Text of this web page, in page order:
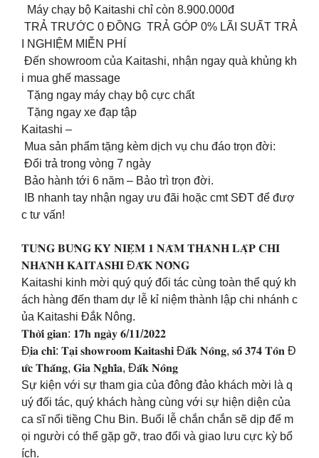
Máy chạy bộ Kaitashi chỉ còn 8.900.000đ
TRẢ TRƯỚC 0 ĐỒNG TRẢ GÓP 0% LÃI SUẤT TRẢ
I NGHIỆM MIỄN PHÍ
Đến showroom của Kaitashi, nhận ngay quà khủng kh
i mua ghế massage
Tặng ngay máy chạy bộ cực chất
Tặng ngay xe đạp tập
Kaitashi –
Mua sản phẩm tặng kèm dịch vụ chu đáo trọn đời:
Đổi trả trong vòng 7 ngày
Bảo hành tới 6 năm – Bảo trì trọn đời.
IB nhanh tay nhận ngay ưu đãi hoặc cmt SĐT để đượ
c tư vấn!
𝐓𝐔̛𝐍𝐆 𝐁𝐔̛𝐍𝐆 𝐊𝐘̉ 𝐍𝐈𝐄̣̂𝐌 𝟏 𝐍𝐀̆𝐌 𝐓𝐇𝐀̀𝐍𝐇 𝐋𝐀̣̂𝐏 𝐂𝐇𝐈
𝐍𝐇𝐀́𝐍𝐇 𝐊𝐀𝐈𝐓𝐀𝐒𝐇𝐈 Đ𝐀̆́𝐊 𝐍𝐎̂𝐍𝐆
Kaitashi kinh mời quý quý đối tác cùng toàn thể quý kh
ách hàng đến tham dự lễ kỉ niệm thành lập chi nhánh c
ủa Kaitashi Đắk Nông.
𝐓𝐡𝐨̛̀𝐢 𝐠𝐢𝐚𝐧: 𝟏𝟕𝐡 𝐧𝐠𝐚̀𝐲 𝟔/𝟏𝟏/𝟐𝟎𝟐𝟐
Đ𝐢̣𝐚 𝐜𝐡𝐢̉: 𝐓𝐚̣𝐢 𝐬𝐡𝐨𝐰𝐫𝐨𝐨𝐦 𝐊𝐚𝐢𝐭𝐚𝐬𝐡𝐢 Đ𝐚̆́𝐤 𝐍𝐨̂𝐧𝐠, 𝐬𝐨̂́ 𝟑𝟕𝟒 𝐓𝐨̂𝐧 Đ
𝐮̛́𝐜 𝐓𝐡𝐚̆́𝐧𝐠, 𝐆𝐢𝐚 𝐍𝐠𝐡𝐢̃𝐚, Đ𝐚̆́𝐤 𝐍𝐨̂𝐧𝐠
Sự kiện với sự tham gia của đông đảo khách mời là q
uý đối tác, quý khách hàng cùng với sự hiện diện của
ca sĩ nổi tiềng Chu Bin. Buổi lễ chắn chắn sẽ dịp để m
ọi người có thể gặp gỡ, trao đổi và giao lưu cực kỳ bổ
ích.